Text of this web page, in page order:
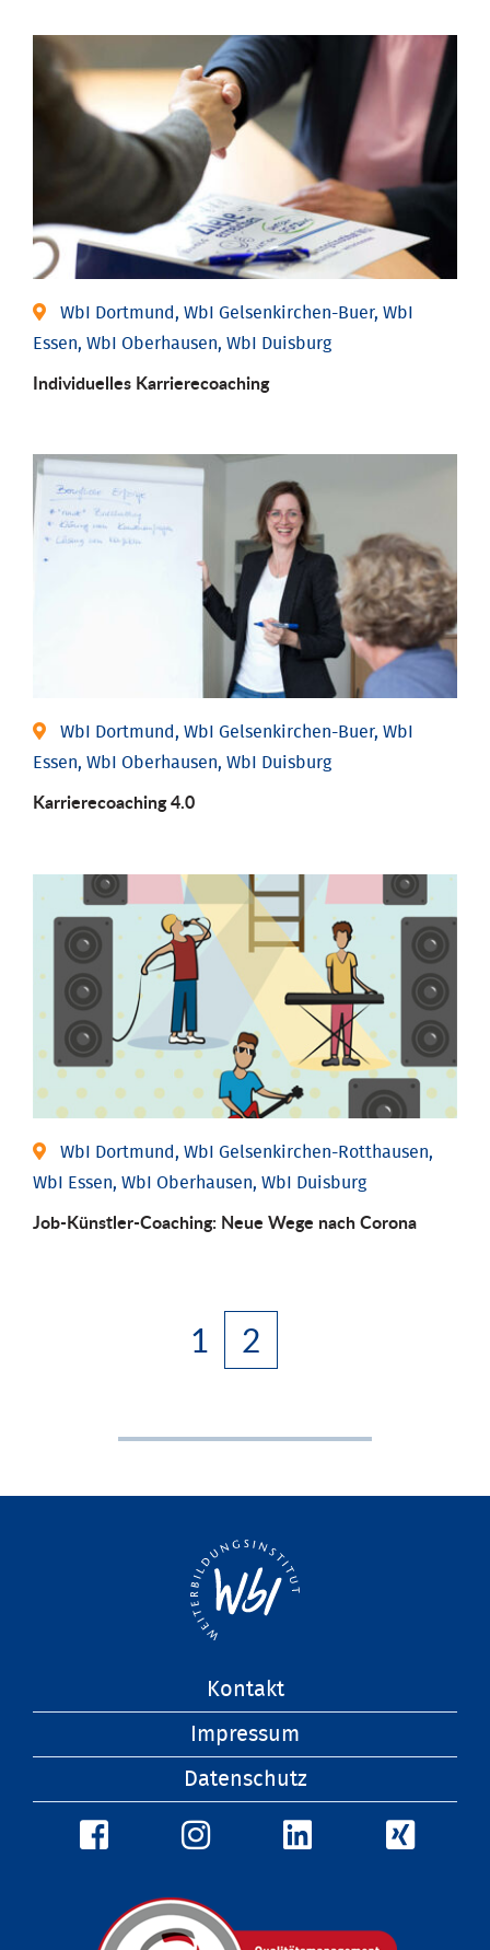
WbI Dortmund, WbI Gelsenkirchen-Buer, WbI
Essen, WbI Oberhausen, WbI Duisburg
Individu­elles Karrierecoaching
WbI Dortmund, WbI Gelsenkirchen-Buer, WbI
Essen, WbI Oberhausen, WbI Duisburg
Karriere­coaching 4.0
WbI Dortmund, WbI Gelsenkirchen-Rotthausen,
WbI Essen, WbI Oberhausen, WbI Duisburg
Job-Künstler-Coaching: Neue Wege nach Corona
1 2
Kontakt
Impressum
Datenschutz